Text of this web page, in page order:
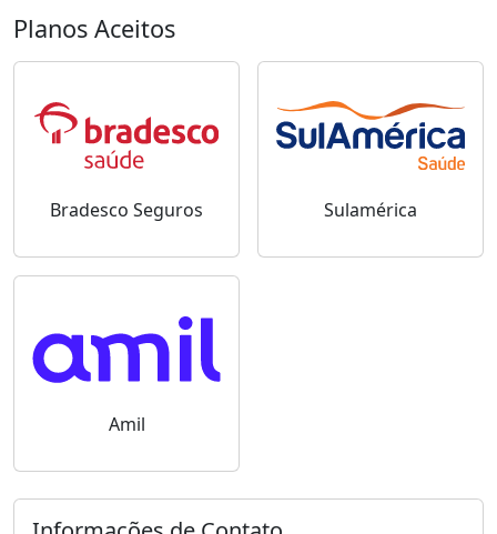
Planos Aceitos
Bradesco Seguros Sulamérica
Amil